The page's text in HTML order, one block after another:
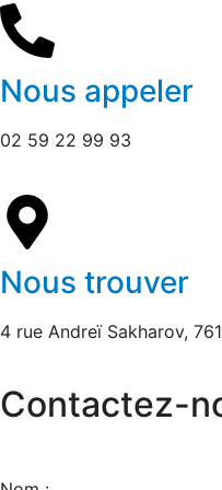
Nous appeler
02 59 22 99 93
Nous trouver
4 rue Andreï Sakharov,
Contactez-